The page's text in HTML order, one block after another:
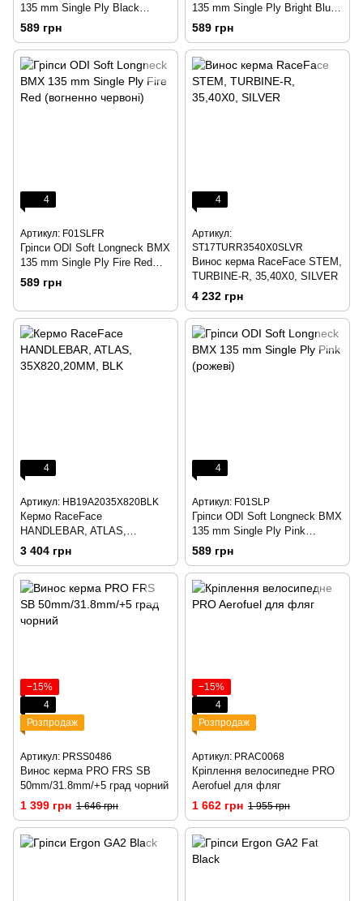
135 mm Single Ply Black
(чорні)
589 грн
135 mm Single Ply Bright Blue
(яскраво сині)
589 грн
4
Артикул: F01SLFR
Гріпси ODI Soft Longneck BMX
135 mm Single Ply Fire Red
(вогненно червоні)
589 грн
4
Артикул:
ST17TURR3540X0SLVR
Винос керма RaceFace STEM,
TURBINE-R, 35,40X0, SILVER
4 232 грн
4
Артикул: HB19A2035X820BLK
Кермо RaceFace
HANDLEBAR, ATLAS,
35X820,20MM, BLK
3 404 грн
4
Артикул: F01SLP
Гріпси ODI Soft Longneck BMX
135 mm Single Ply Pink
(рожеві)
589 грн
−15%
4
Розпродаж
Артикул: PRSS0486
Винос керма PRO FRS SB
50mm/31.8mm/+5 град чорний
1 399 грн 1 646 грн
−15%
4
Розпродаж
Артикул: PRAC0068
Кріплення велосипедне PRO
Aerofuel для фляг
1 662 грн 1 955 грн